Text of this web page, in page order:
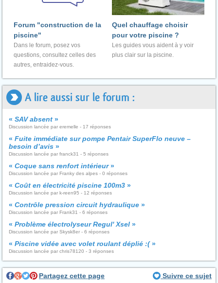
Forum "construction de la
piscine"
Dans le forum, posez vos
questions, consultez celles des
autres, entraidez-vous.
Quel chauffage choisir
pour votre piscine ?
Les guides vous aident à y voir
plus clair sur la piscine.
A lire aussi sur le forum :
« SAV absent »
Discussion lancée par eremelle - 17 réponses
« Fuite immédiate sur pompe Pentair SuperFlo neuve –
besoin d’avis »
Discussion lancée par franck31 - 5 réponses
« Coque sans renfort intérieur»
Discussion lancée par Franky des alpes - 0 réponses
« Coût en électricité piscine 100m3 »
Discussion lancée par k-reen95 - 12 réponses
« Contrôle pression circuit hydraulique »
Discussion lancée par Frank31 - 6 réponses
« Problème électrolyseur Regul' Xsel »
Discussion lancée par Skysk8er - 6 réponses
« Piscine vidée avec volet roulant déplié :(»
Discussion lancée par chris78120 - 3 réponses
Partagez cette page Suivre ce sujet